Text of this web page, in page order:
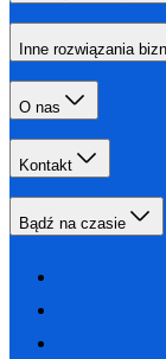
Inne rozwiązania
O nas
Kontakt
Bądź na czasie